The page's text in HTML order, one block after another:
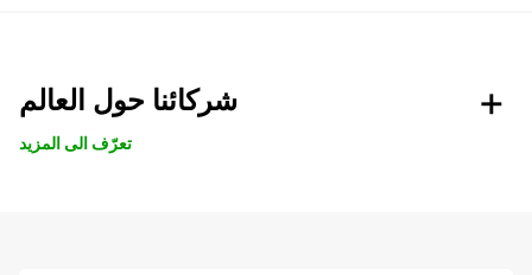
شركائنا حول العالم
تعرّف الى المزيد